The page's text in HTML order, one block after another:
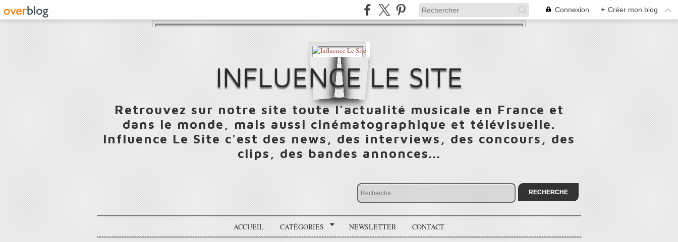
Connexion + Créer mon blog
INFLUENCE LE SITE
Retrouvez sur notre site toute l'actualité musicale en France et
dans le monde, mais aussi cinématographique et télévisuelle.
Influence Le Site c'est des news, des interviews, des concours, des
clips, des bandes annonces...
ACCUEIL CATÉGORIES NEWSLETTER CONTACT